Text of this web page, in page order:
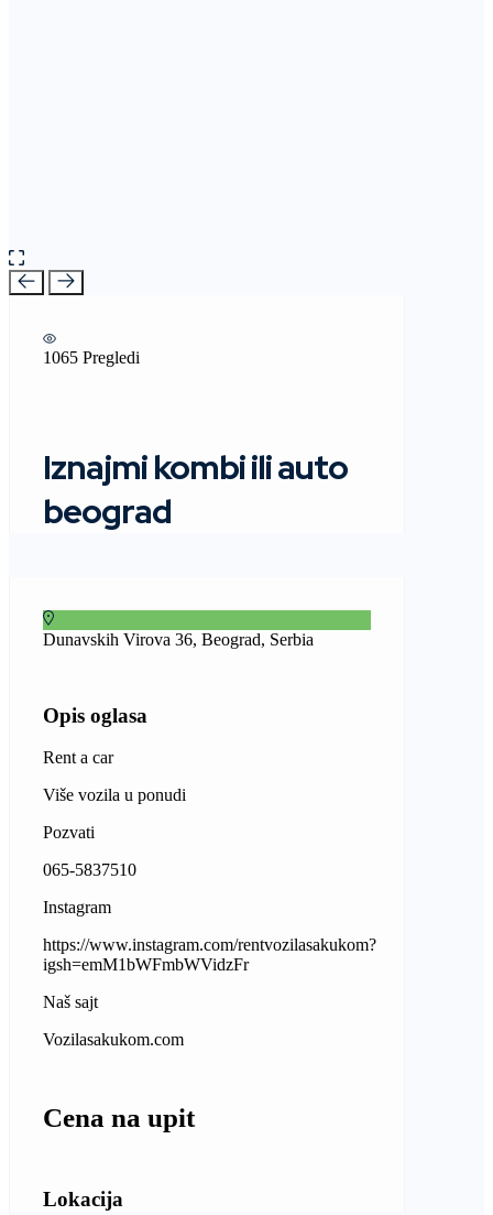
1065 Pregledi
Iznajmi kombi ili auto
beograd
Dunavskih Virova 36, Beograd, Serbia
Opis oglasa
Rent a car
Više vozila u ponudi
Pozvati
065-5837510
Instagram
https://www.instagram.com/rentvozilasakukom?
igsh=emM1bWFmbWVidzFr
Naš sajt
Vozilasakukom.com
Cena na upit
Lokacija